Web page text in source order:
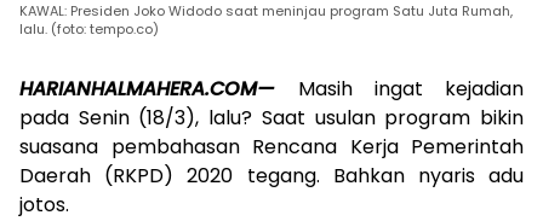
KAWAL: Presiden Joko Widodo saat meninjau program Satu Juta Rumah,
lalu. (foto: tempo.co)
HARIANHALMAHERA.COM—
Masih ingat kejadian
pada Senin (18/3), lalu? Saat usulan program bikin
suasana pembahasan Rencana Kerja Pemerintah
Daerah (RKPD) 2020 tegang. Bahkan nyaris adu
jotos.